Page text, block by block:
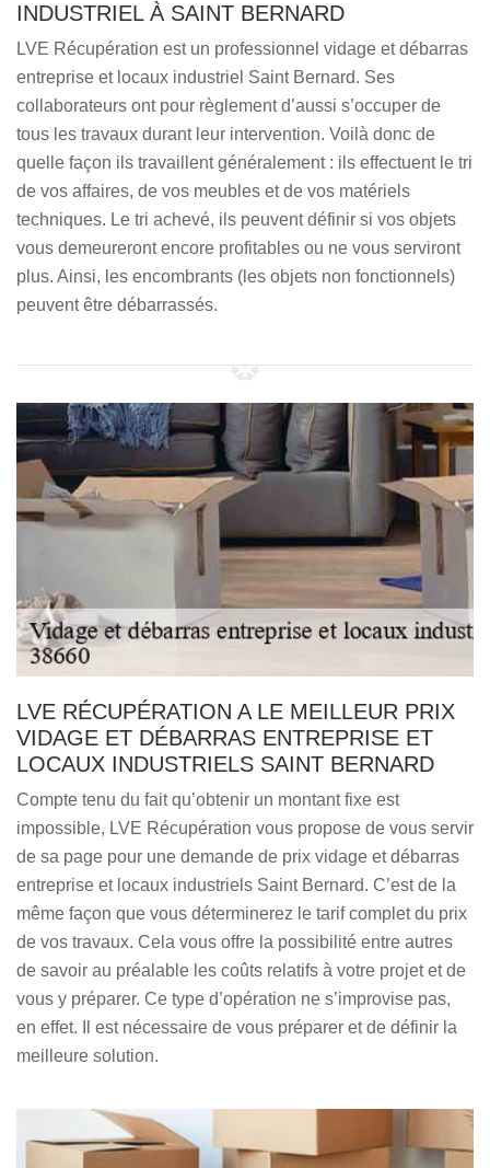
INDUSTRIEL À SAINT BERNARD
LVE Récupération est un professionnel vidage et débarras
entreprise et locaux industriel Saint Bernard. Ses
collaborateurs ont pour règlement d’aussi s’occuper de
tous les travaux durant leur intervention. Voilà donc de
quelle façon ils travaillent généralement : ils effectuent le tri
de vos affaires, de vos meubles et de vos matériels
techniques. Le tri achevé, ils peuvent définir si vos objets
vous demeureront encore profitables ou ne vous serviront
plus. Ainsi, les encombrants (les objets non fonctionnels)
peuvent être débarrassés.
LVE RÉCUPÉRATION A LE MEILLEUR PRIX
VIDAGE ET DÉBARRAS ENTREPRISE ET
LOCAUX INDUSTRIELS SAINT BERNARD
Compte tenu du fait qu’obtenir un montant fixe est
impossible, LVE Récupération vous propose de vous servir
de sa page pour une demande de prix vidage et débarras
entreprise et locaux industriels Saint Bernard. C’est de la
même façon que vous déterminerez le tarif complet du prix
de vos travaux. Cela vous offre la possibilité entre autres
de savoir au préalable les coûts relatifs à votre projet et de
vous y préparer. Ce type d’opération ne s’improvise pas,
en effet. Il est nécessaire de vous préparer et de définir la
meilleure solution.